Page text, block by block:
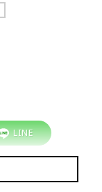
LINE